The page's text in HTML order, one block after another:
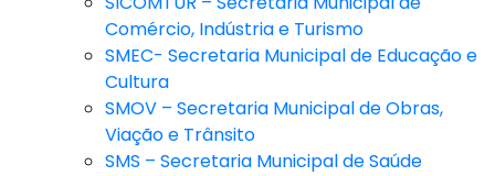
Comércio, Indústria e Turismo
SMEC- Secretaria Municipal de Educação e
Cultura
SMOV – Secretaria Municipal de Obras,
Viação e Trânsito
SMS – Secretaria Municipal de Saúde